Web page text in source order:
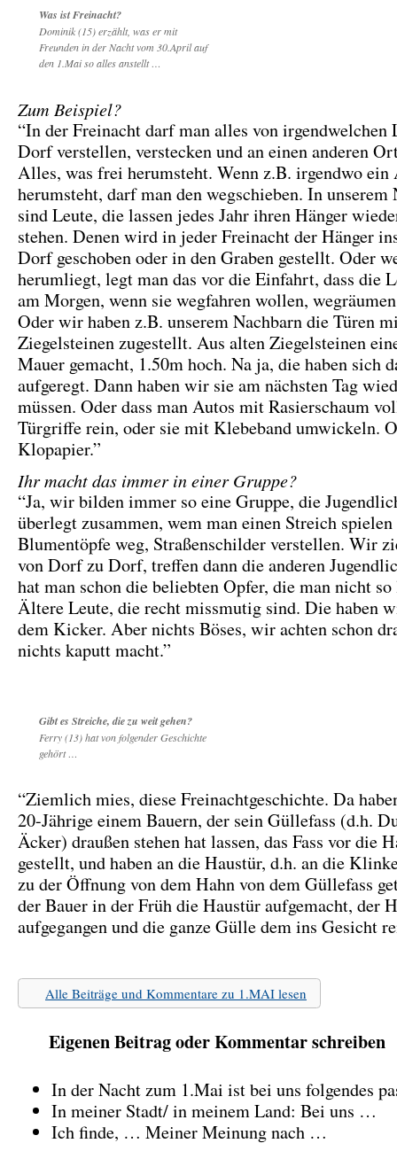
Was ist Freinacht?
Dominik (15) erzählt, was er mit
Freunden in der Nacht vom 30.April auf
den 1.Mai so alles anstellt …
Zum Beispiel?
“In der Freinacht darf man alles von irgendwelchen
Dorf verstellen, verstecken und an einen anderen
Alles, was frei herumsteht. Wenn z.B. irgendwo ein
herumsteht, darf man den wegschieben. In unserem
sind Leute, die lassen jedes Jahr ihren Hänger
stehen. Denen wird in jeder Freinacht der Hänger
Dorf geschoben oder in den Graben gestellt. Oder
herumliegt, legt man das vor die Einfahrt, dass die
am Morgen, wenn sie wegfahren wollen,
Oder wir haben z.B. unserem Nachbarn die Türen
Ziegelsteinen zugestellt. Aus alten Ziegelsteinen
Mauer gemacht, 1.50m hoch. Na ja, die haben sich
aufgeregt. Dann haben wir sie am nächsten Tag
müssen. Oder dass man Autos mit Rasierschaum
Türgriffe rein, oder sie mit Klebeband umwickeln.
Klopapier.”
Ihr macht das immer in einer Gruppe?
“Ja, wir bilden immer so eine Gruppe, die
überlegt zusammen, wem man einen Streich
Blumentöpfe weg, Straßenschilder verstellen. Wir
von Dorf zu Dorf, treffen dann die anderen
hat man schon die beliebten Opfer, die man nicht
Ältere Leute, die recht missmutig sind. Die haben
dem Kicker. Aber nichts Böses, wir achten schon
nichts kaputt macht.”
Gibt es Streiche, die zu weit gehen?
Ferry (13) hat von folgender Geschichte
gehört …
“Ziemlich mies, diese Freinachtgeschichte. Da
20-Jährige einem Bauern, der sein Güllefass (d.h.
Äcker) draußen stehen hat lassen, das Fass vor die
gestellt, und haben an die Haustür, d.h. an die
zu der Öffnung von dem Hahn von dem Güllefass
der Bauer in der Früh die Haustür aufgemacht, der
aufgegangen und die ganze Gülle dem ins Gesicht
Alle Beiträge und Kommentare zu 1.MAI lesen
Eigenen Beitrag oder Kommentar schreiben
In der Nacht zum 1.Mai ist bei uns folgendes
In meiner Stadt/ in meinem Land: Bei uns …
Ich finde, … Meiner Meinung nach …